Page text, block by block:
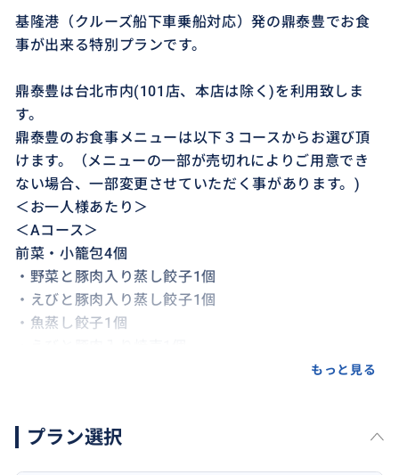
基隆港（クルーズ船下車乗船対応）発の鼎泰豊でお食
事が出来る特別プランです。
鼎泰豊は台北市内(101店、本店は除く)を利用致しま
す。
鼎泰豊のお食事メニューは以下３コースからお選び頂
けます。（メニューの一部が売切れによりご用意でき
ない場合、一部変更させていただく事があります。)
＜お一人様あたり＞
＜Aコース＞
前菜・小籠包4個
・野菜と豚肉入り蒸し餃子1個
・えびと豚肉入り蒸し餃子1個
・魚蒸し餃子1個
・酸辣湯（サンラータン）
もっと見る
プラン選択